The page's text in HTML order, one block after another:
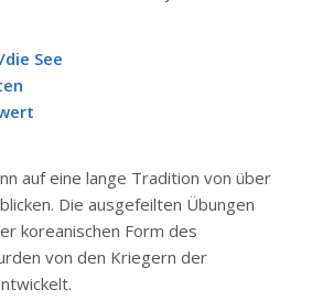
See
auf eine lange Tradition von über
Die ausgefeilten Übungen
koreanischen Form des
von den Kriegern der